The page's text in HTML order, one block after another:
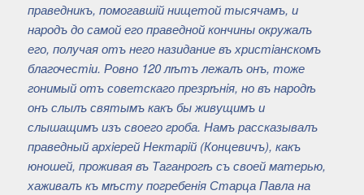
праведникъ, помогавшiй нищетой тысячамъ, и
народъ до самой его праведной кончины окружалъ
его, получая отъ него назидание въ христiанскомъ
благочестiи. Ровно 120 лѣтъ лежалъ онъ, тоже
гонимый отъ советскаго презрѣнiя, но въ народѣ
онъ слылъ святымъ какъ бы живущимъ и
слышащимъ изъ своего гроба. Намъ рассказывалъ
праведный архiерей Нектарiй (Концевичъ), какъ
юношей, проживая въ Таганрогѣ съ своей матерью,
хаживалъ къ мѣсту погребенiя Старца Павла на